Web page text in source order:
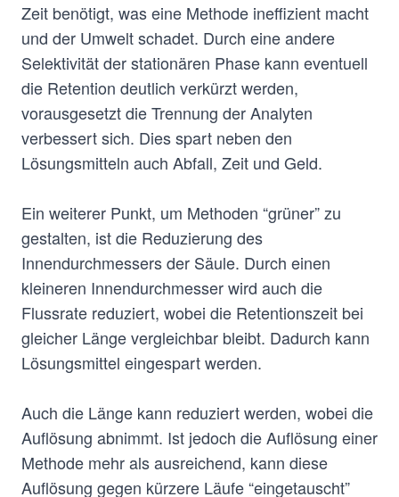
Zeit benötigt, was eine Methode ineffizient macht
und der Umwelt schadet. Durch eine andere
Selektivität der stationären Phase kann eventuell
die Retention deutlich verkürzt werden,
vorausgesetzt die Trennung der Analyten
verbessert sich. Dies spart neben den
Lösungsmitteln auch Abfall, Zeit und Geld.
Ein weiterer Punkt, um Methoden “grüner” zu
gestalten, ist die Reduzierung des
Innendurchmessers der Säule. Durch einen
kleineren Innendurchmesser wird auch die
Flussrate reduziert, wobei die Retentionszeit bei
gleicher Länge vergleichbar bleibt. Dadurch kann
Lösungsmittel eingespart werden.
Auch die Länge kann reduziert werden, wobei die
Auflösung abnimmt. Ist jedoch die Auflösung einer
Methode mehr als ausreichend, kann diese
Auflösung gegen kürzere Läufe “eingetauscht”